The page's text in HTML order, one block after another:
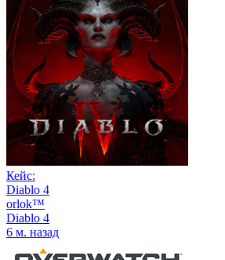
Кейс:
Diablo 4
orlok™
Diablo 4
6 м. назад